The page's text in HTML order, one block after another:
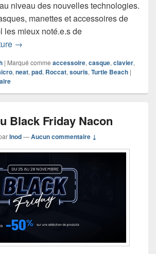
niveau des nouvelles technologies.
manettes et accessoires de
les mieux noté.e.s de
Sélection 2022 accessoires Turtle
→
| Marqué comme accessoire, casque, clavier,
, neat, pad, Roccat, souris, Turtle Beach |
Black Friday Nacon
Inod—Aucun commentaire ↓